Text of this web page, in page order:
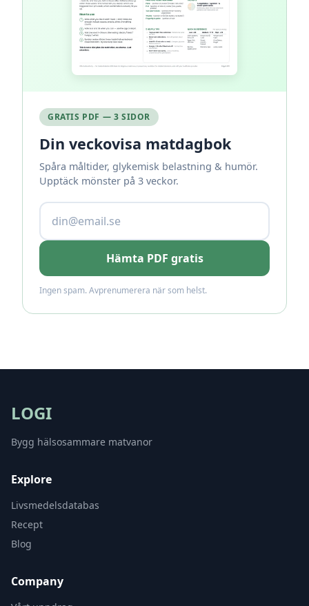
GRATIS PDF — 3 SIDOR
Din veckovisa matdagbok
Spåra måltider, glykemisk belastning & humör.
Upptäck mönster på 3 veckor.
Hämta PDF gratis
Ingen spam. Avprenumerera när som helst.
LOGI
Bygg hälsosammare matvanor
Explore
Livsmedelsdatabas
Recept
Blog
Company